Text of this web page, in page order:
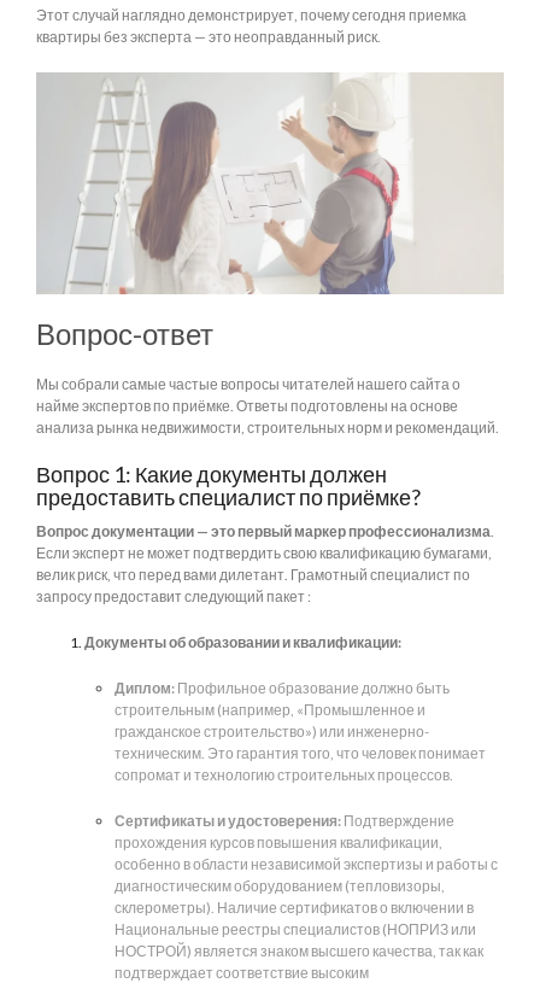
Этот случай наглядно демонстрирует, почему сегодня приемка
квартиры без эксперта — это неоправданный риск.
Вопрос-ответ
Мы собрали самые частые вопросы читателей нашего сайта о
найме экспертов по приёмке. Ответы подготовлены на основе
анализа рынка недвижимости, строительных норм и рекомендаций.
Вопрос 1: Какие документы должен
предоставить специалист по приёмке?
Вопрос документации — это первый маркер профессионализма
Если эксперт не может подтвердить свою квалификацию бумагами,
велик риск, что перед вами дилетант. Грамотный специалист по
запросу предоставит следующий пакет :
Документы об образовании и квалификации:
Диплом: Профильное образование должно быть
строительным (например, «Промышленное и
гражданское строительство») или инженерно-
техническим. Это гарантия того, что человек понимает
сопромат и технологию строительных процессов.
Сертификаты и удостоверения: Подтверждение
прохождения курсов повышения квалификации,
особенно в области независимой экспертизы и работы с
диагностическим оборудованием (тепловизоры,
склерометры). Наличие сертификатов о включении в
Национальные реестры специалистов (НОПРИЗ или
НОСТРОЙ) является знаком высшего качества, так как
подтверждает соответствие высоким